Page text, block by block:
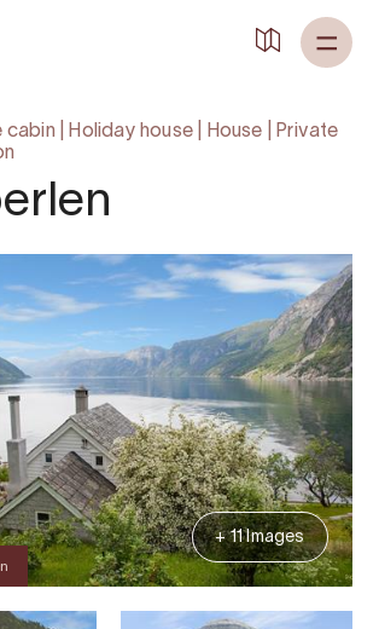
cabin Holiday house House
Private
+ 11 Images